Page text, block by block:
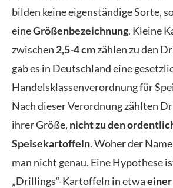
bilden keine eigenständige Sorte,
eineGrößenbezeichnung. Kleine
zwischen 2,5-4 cmzählen zu den
gab es in Deutschland eine
Handelsklassenverordnung für
Nach dieser Verordnung zählten
ihrer Größe, nicht zu den
Speisekartoffeln. Woher der
man nicht genau. Eine Hypothese
„Drillings“-Kartoffeln in etwa